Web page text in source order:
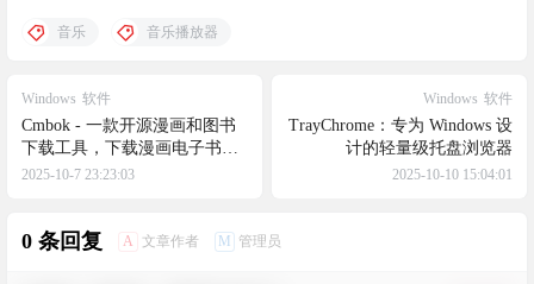
音乐 音乐播放器
Windows 软件
Cmbok - 一款开源漫画和图书
下载工具，下载漫画电子书可
自动转换为 EPUB
2025-10-7 23:23:03
Windows 软件
TrayChrome：专为 Windows 设
计的轻量级托盘浏览器
2025-10-10 15:04:01
0 条回复 A 文章作者 M 管理员